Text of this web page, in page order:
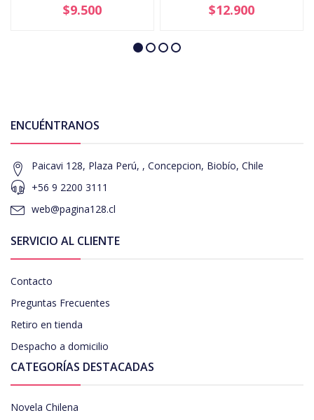
$9.500 $12.900
ENCUÉNTRANOS
Paicavi 128, Plaza Perú, , Concepcion, Biobío, Chile
+56 9 2200 3111
web@pagina128.cl
SERVICIO AL CLIENTE
Contacto
Preguntas Frecuentes
Retiro en tienda
Despacho a domicilio
CATEGORÍAS DESTACADAS
Novela Chilena